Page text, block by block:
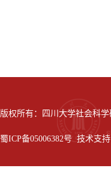
版权所有：四川大学社会科
蜀ICP备05006382号 技术支